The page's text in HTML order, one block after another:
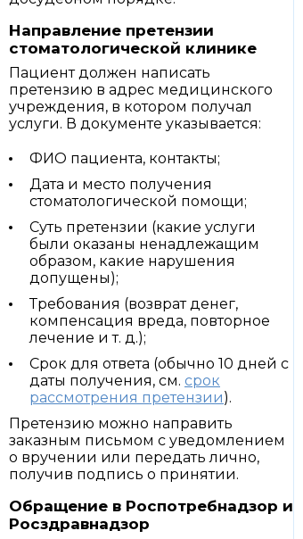
Направление претензии
стоматологической клинике
Пациент должен написать
претензию в адрес медицинского
учреждения, в котором получал
услуги. В документе указывается:
ФИО пациента, контакты;
Дата и место получения
стоматологической помощи;
Суть претензии (какие услуги
были оказаны ненадлежащим
образом, какие нарушения
допущены);
Требования (возврат денег,
компенсация вреда, повторное
лечение и т. д.);
Срок для ответа (обычно 10 дней с
даты получения, см. срок
рассмотрения претензии).
Претензию можно направить
заказным письмом с уведомлением
о вручении или передать лично,
получив подпись о принятии.
Обращение в Роспотребнадзор и
Росздравнадзор